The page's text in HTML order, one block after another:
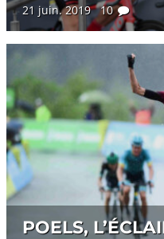
21 juin. 2019 10
POELS,